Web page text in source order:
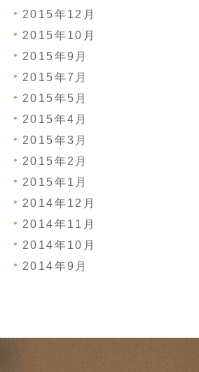
2015年12月
2015年10月
2015年9月
2015年7月
2015年5月
2015年4月
2015年3月
2015年2月
2015年1月
2014年12月
2014年11月
2014年10月
2014年9月